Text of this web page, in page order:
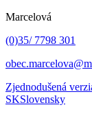
Marcelová
(0)35/ 7798 301
Zjednodušená
SKSlovensky